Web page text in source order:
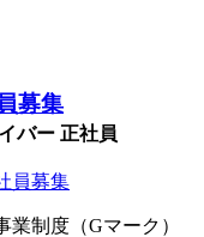
募集
バー 正社員
制度（Gマーク）